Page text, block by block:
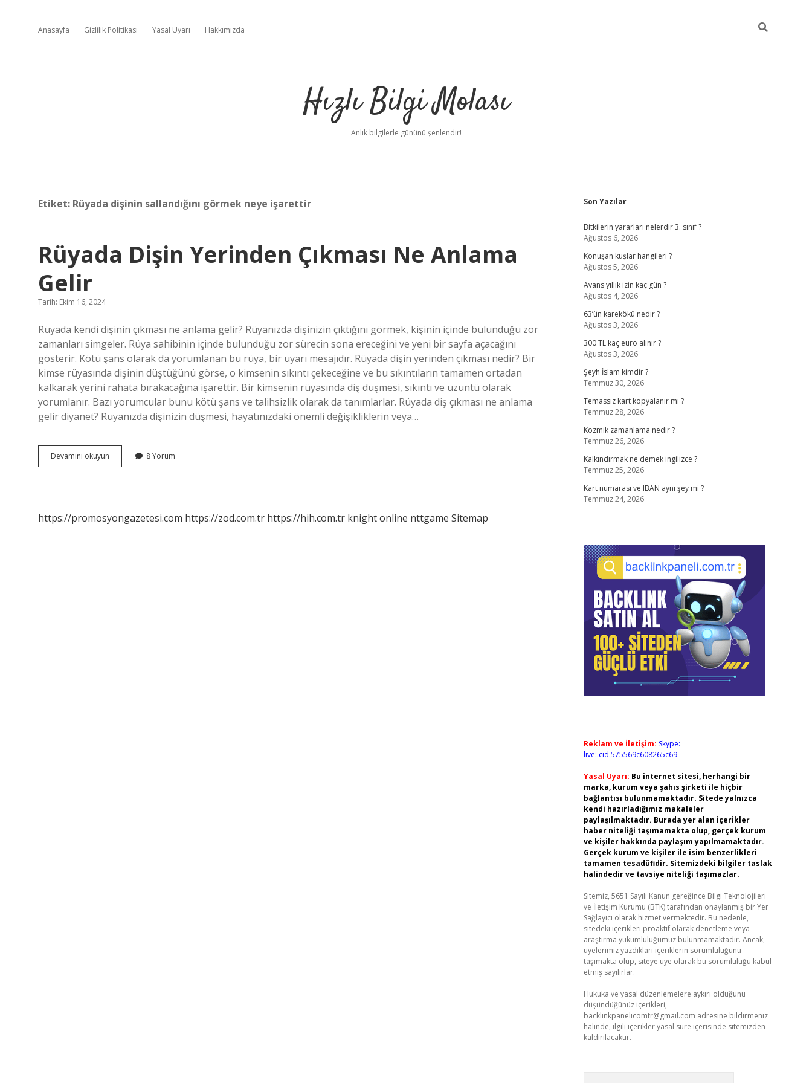
Anasayfa Gizlilik Politikası Yasal Uyarı Hakkımızda
Hızlı Bilgi Molası
Anlık bilgilerle gününü şenlendir!
Etiket: Rüyada dişinin sallandığını görmek neye işarettir
Rüyada Dişin Yerinden Çıkması Ne Anlama
Gelir
Tarih: Ekim 16, 2024
Rüyada kendi dişinin çıkması ne anlama gelir? Rüyanızda dişinizin çıktığını görmek, kişinin içinde bulunduğu zor
zamanları simgeler. Rüya sahibinin içinde bulunduğu zor sürecin sona ereceğini ve yeni bir sayfa açacağını
gösterir. Kötü şans olarak da yorumlanan bu rüya, bir uyarı mesajıdır. Rüyada dişin yerinden çıkması nedir? Bir
kimse rüyasında dişinin düştüğünü görse, o kimsenin sıkıntı çekeceğine ve bu sıkıntıların tamamen ortadan
kalkarak yerini rahata bırakacağına işarettir. Bir kimsenin rüyasında diş düşmesi, sıkıntı ve üzüntü olarak
yorumlanır. Bazı yorumcular bunu kötü şans ve talihsizlik olarak da tanımlarlar. Rüyada diş çıkması ne anlama
gelir diyanet? Rüyanızda dişinizin düşmesi, hayatınızdaki önemli değişikliklerin veya…
Devamını okuyun
Dişin
Gelir
8 Yorum
https://promosyongazetesi.com https://zod.com.tr https://hih.com.tr knight online nttgame Sitemap
Sidebar
Son Yazılar
Bitkilerin yararları nelerdir 3. sınıf ?
Ağustos 6, 2026
Konuşan kuşlar hangileri ?
Ağustos 5, 2026
Avans yıllık izin kaç gün ?
Ağustos 4, 2026
63’ün karekökü nedir ?
Ağustos 3, 2026
300 TL kaç euro alınır ?
Ağustos 3, 2026
Şeyh İslam kimdir ?
Temmuz 30, 2026
Temassız kart kopyalanır mı ?
Temmuz 28, 2026
Kozmik zamanlama nedir ?
Temmuz 26, 2026
Kalkındırmak ne demek ingilizce ?
Temmuz 25, 2026
Kart numarası ve IBAN aynı şey mi ?
Temmuz 24, 2026
Reklam ve İletişim: Skype:
live:.cid.575569c608265c69
Yasal Uyarı: Bu internet sitesi, herhangi bir
marka, kurum veya şahıs şirketi ile hiçbir
bağlantısı bulunmamaktadır. Sitede yalnızca
kendi hazırladığımız makaleler
paylaşılmaktadır. Burada yer alan içerikler
haber niteliği taşımamakta olup, gerçek kurum
ve kişiler hakkında paylaşım yapılmamaktadır.
Gerçek kurum ve kişiler ile isim benzerlikleri
tamamen tesadüfidir. Sitemizdeki bilgiler taslak
halindedir ve tavsiye niteliği taşımazlar.
Sitemiz, 5651 Sayılı Kanun gereğince Bilgi Teknolojileri
ve İletişim Kurumu (BTK) tarafından onaylanmış bir Yer
Sağlayıcı olarak hizmet vermektedir. Bu nedenle,
sitedeki içerikleri proaktif olarak denetleme veya
araştırma yükümlülüğümüz bulunmamaktadır. Ancak,
üyelerimiz yazdıkları içeriklerin sorumluluğunu
taşımakta olup, siteye üye olarak bu sorumluluğu kabul
etmiş sayılırlar.
Hukuka ve yasal düzenlemelere aykırı olduğunu
düşündüğünüz içerikleri,
backlinkpanelicomtr@gmail.com adresine bildirmeniz
halinde, ilgili içerikler yasal süre içerisinde sitemizden
kaldırılacaktır.